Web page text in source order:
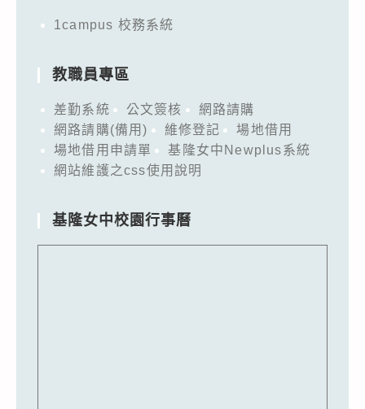
1campus 校務系統
教職員專區
差勤系統 公文簽核
網路請購
網路請購(備用)
維修登記
場地借用
場地借用申請單
基隆女中Newplus系統
網站維護之css使用說明
基隆女中校園行事曆